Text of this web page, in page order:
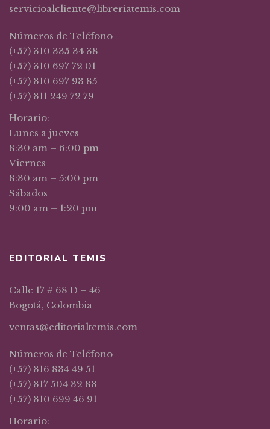
servicioalcliente@libreriatemis.com
Números de Teléfono
(+57) 310 335 34 38
(+57) 310 697 72 01
(+57) 310 697 93 85
(+57) 311 249 72 79
Horario:
Lunes a jueves
8:30 am – 6:00 pm
Viernes
8:30 am – 5:00 pm
Sábados
9:00 am – 1:20 pm
EDITORIAL TEMIS
Calle 17 # 68 D – 46
Bogotá, Colombia
ventas@editorialtemis.com
Números de Teléfono
(+57) 316 834 49 51
(+57) 317 504 32 83
(+57) 310 699 46 91
Horario: